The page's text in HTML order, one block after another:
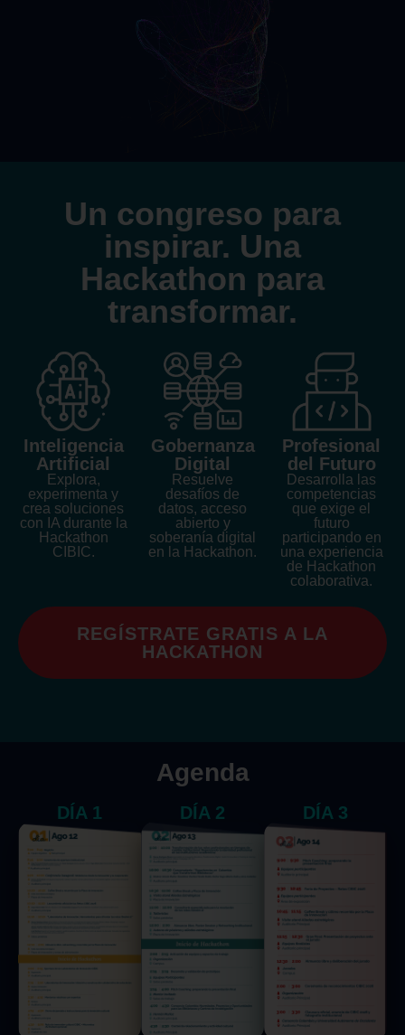
Un congreso para
inspirar. Una
Hackathon para
transformar.
Inteligencia
Artificial
Explora,
experimenta y
crea soluciones
con IA durante la
Hackathon
CIBIC.
Gobernanza
Digital
Resuelve
desafíos de
datos, acceso
abierto y
soberanía digital
en la Hackathon.
Profesional
del Futuro
Desarrolla las
competencias
que exige el
futuro
participando en
una experiencia
de Hackathon
colaborativa.
REGÍSTRATE GRATIS A LA
HACKATHON
Agenda
DÍA 1 DÍA 2 DÍA 3